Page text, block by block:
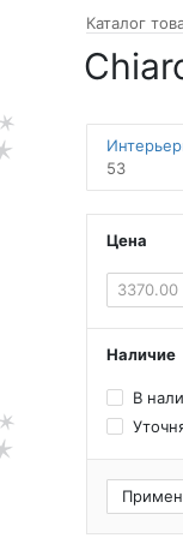
Каталог
53
Цена
Наличие
В